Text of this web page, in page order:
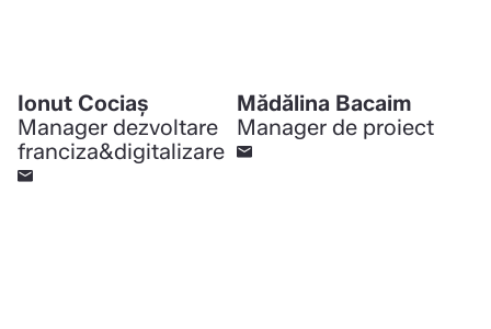
Ionut Cociaș
Manager dezvoltare
franciza&digitalizare
Mădălina Bacaim
Manager de proiect